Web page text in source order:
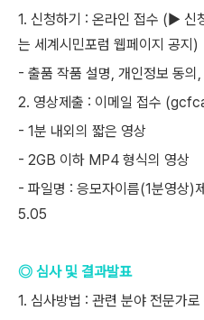
1. 신청하기 : 온라인 접수 (▶ 신
는 세계시민포럼 웹페이지 공지)
- 출품 작품 설명, 개인정보 동의
2. 영상제출 : 이메일 접수
- 1분 내외의 짧은 영상
- 2GB 이하 MP4 형식의 영상
- 파일명 : 응모자이름(1분영상)
5.05
◎ 심사 및 결과발표
1. 심사방법 : 관련 분야 전문가